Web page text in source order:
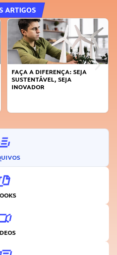
ARTIGOS
FAÇA A DIFERENÇA: SEJA
SUSTENTÁVEL, SEJA
INOVADOR